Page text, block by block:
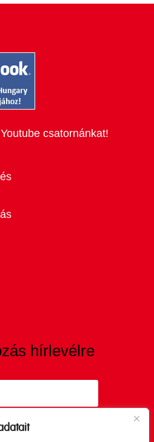
csatornánkat!
hírlevélre